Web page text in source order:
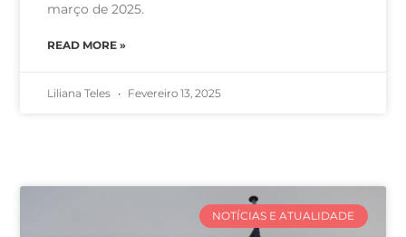
março de 2025.
READ MORE »
Liliana Teles Fevereiro 13, 2025
NOTÍCIAS E ATUALIDADE